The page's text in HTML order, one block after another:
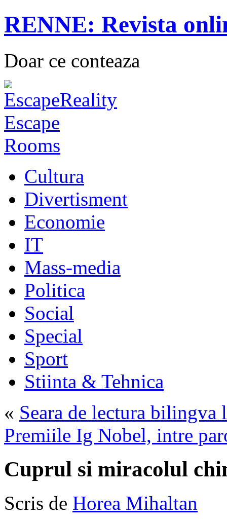
RENNE: Revista
Doar ce conteaza
Cultura
Divertisment
Economie
IT
Mass-media
Politica
Social
Special
Sport
Stiinta & Tehnica
« Seara de lectura
Premiile Ig Nobel, intre
Cuprul si miracolul
Scris de Horea Mihaltan